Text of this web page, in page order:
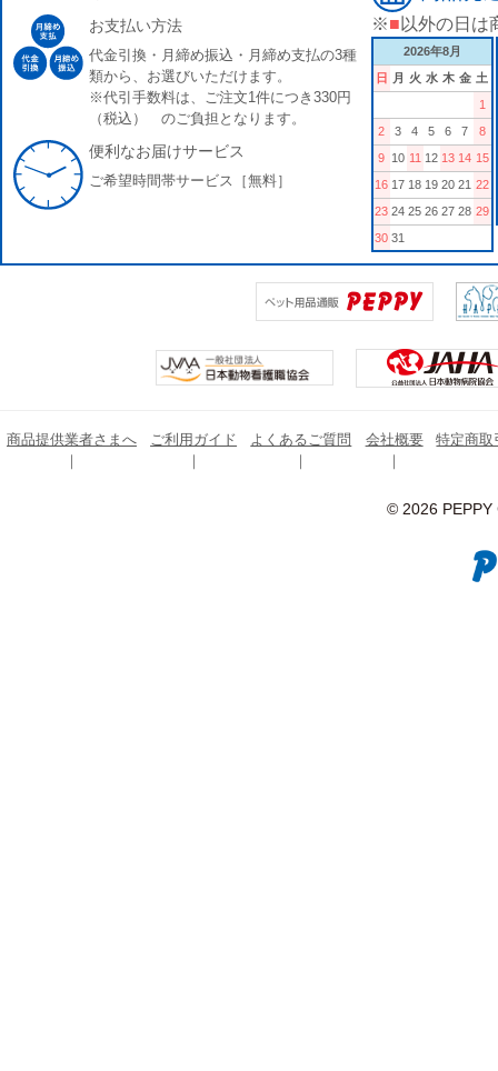
お支払い方法
代金引換・月締め振込・月締め支払の3種
類から、お選びいただけます。
※代引手数料は、ご注文1件につき330円
（税込） のご負担となります。
便利なお届けサービス
ご希望時間帯サービス［無料］
※■ 以外の日は
2026年8月
日
月 火 水 木 金 土
1
2
3 4 5 6 7
8
9 10 11 12 13 14 15
16 17 18 19 20 21 22
23 24 25 26 27 28 29
30 31
商品提供業者さまへ ご利用ガイド よくあるご質問 会社概要 特定商取
© 2026 PEPPY